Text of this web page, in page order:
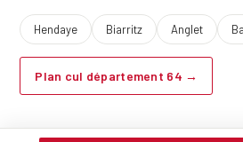
Hendaye Biarritz Anglet
Plan cul département 64 →